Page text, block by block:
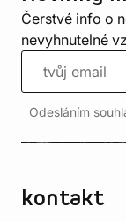
Čerstvé info o
nevyhnutelné
Odesláním
kontakt